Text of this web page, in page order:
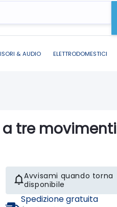
& AUDIO ELETTRODOMESTICI
a tre movimenti
Avvisami quando torna
disponibile
Spedizione gratuita